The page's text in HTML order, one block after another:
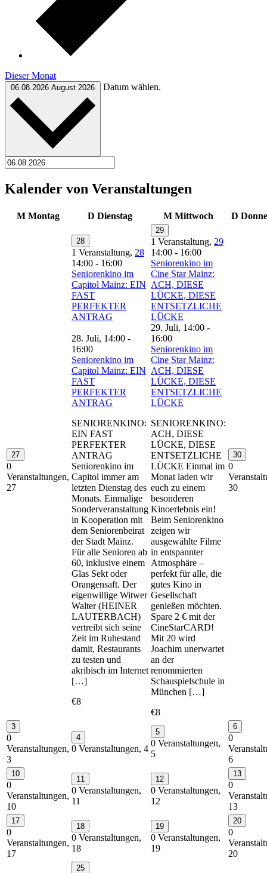
Dieser Monat
06.08.2026 August 2026 Datum wählen.
Kalender von Veranstaltungen
M Montag D Dienstag M Mittwoch D
27
0
Veranstaltungen,
27
28
1 Veranstaltung, 28
14:00 - 16:00
Seniorenkino im
Capitol Mainz: EIN
FAST
PERFEKTER
ANTRAG
28. Juli, 14:00 -
16:00
Seniorenkino im
Capitol Mainz: EIN
FAST
PERFEKTER
ANTRAG
SENIORENKINO:
EIN FAST
PERFEKTER
ANTRAG
Seniorenkino im
Capitol immer am
letzten Dienstag des
Monats. Einmalige
Sonderveranstaltung
in Kooperation mit
dem Seniorenbeirat
der Stadt Mainz.
Für alle Senioren ab
60, inklusive einem
Glas Sekt oder
Orangensaft. Der
eigenwillige Witwer
Walter (HEINER
LAUTERBACH)
vertreibt sich seine
Zeit im Ruhestand
damit, Restaurants
zu testen und
akribisch im Internet
[…]
€8
29
1 Veranstaltung, 29
14:00 - 16:00
Seniorenkino im
Cine Star Mainz:
ACH, DIESE
LÜCKE, DIESE
ENTSETZLICHE
LÜCKE
29. Juli, 14:00 -
16:00
Seniorenkino im
Cine Star Mainz:
ACH, DIESE
LÜCKE, DIESE
ENTSETZLICHE
LÜCKE
SENIORENKINO:
ACH, DIESE
LÜCKE, DIESE
ENTSETZLICHE
LÜCKE Einmal im
Monat laden wir
euch zu einem
besonderen
Kinoerlebnis ein!
Beim Seniorenkino
zeigen wir
ausgewählte Filme
in entspannter
Atmosphäre –
perfekt für alle, die
gutes Kino in
Gesellschaft
genießen möchten.
Spare 2 € mit der
CineStarCARD!
Mit 20 wird
Joachim unerwartet
an der
renommierten
Schauspielschule in
München […]
€8
30
0
30
3
0
Veranstaltungen,
3
4
0 Veranstaltungen, 4
5
0 Veranstaltungen,
5
6
0
6
10
0
Veranstaltungen,
10
11
0 Veranstaltungen,
11
12
0 Veranstaltungen,
12
13
0
13
17
0
Veranstaltungen,
17
18
0 Veranstaltungen,
18
19
0 Veranstaltungen,
19
20
0
20
25